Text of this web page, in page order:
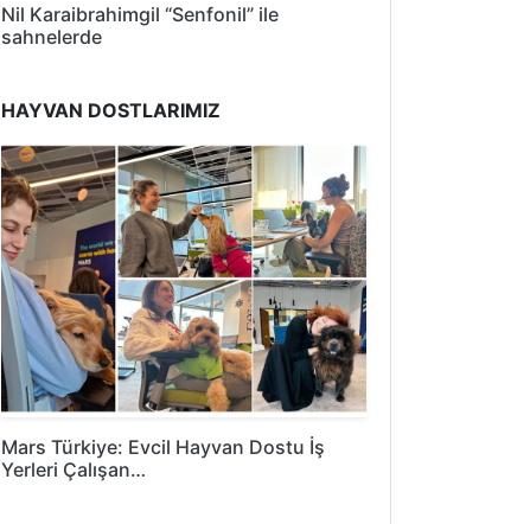
Nil Karaibrahimgil “Senfonil” ile
sahnelerde
HAYVAN DOSTLARIMIZ
Mars Türkiye: Evcil Hayvan Dostu İş
Yerleri Çalışan…